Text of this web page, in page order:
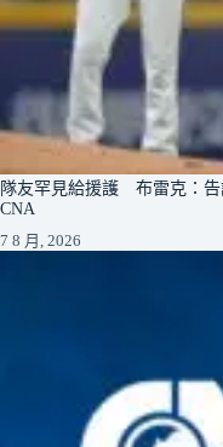
隊友罕見給援護 布雷克：告
CNA
7 8 月, 2026